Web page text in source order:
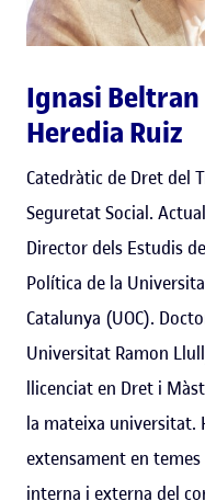
Ignasi Beltran
Heredia Ruiz
Catedràtic de Dret del
Seguretat Social.
Director dels Estudis
Política de la
Catalunya (UOC).
Universitat Ramon
llicenciat en Dret i
la mateixa universitat.
extensament en
interna i externa del